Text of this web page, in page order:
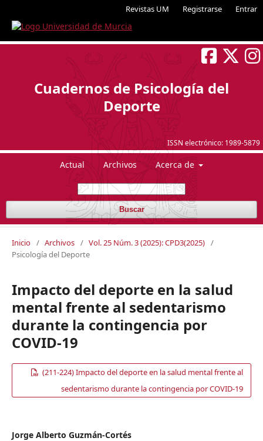
Revistas UM Registrarse Entrar
ISSN electrónico: 1989-5879
Cuadernos de Psicología del
Deporte
Actual Archivos Acerca de
Buscar
Inicio / Archivos / Vol. 25 Núm. 3 (2025): CPD3(2025) /
Psicología del Deporte
Impacto del deporte en la salud
mental frente al sedentarismo
durante la contingencia por
COVID-19
(211-224) Impacto del deporte en la salud mental frente al
sedentarismo durante la contingencia por COVID-19
Jorge Alberto Guzmán-Cortés